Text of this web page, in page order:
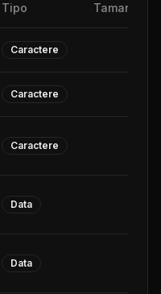
Tipo Tamanho
Caractere
Caractere
Caractere
Data
Data